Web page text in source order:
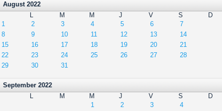
August 2022
L
M M J V S
D
1
2 3 4 5 6
7
8
9 10 11 12 13
14
15
16 17 18 19 20
21
22
23 24 25 26 27
28
29
30 31
September 2022
L
M M J V S
D
1
2 3
4